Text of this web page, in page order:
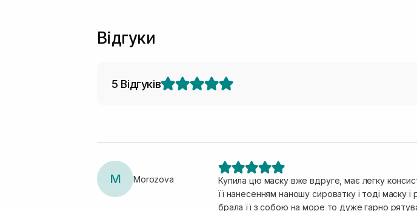
Відгуки
5 Відгуків
M Morozova
Купила цю маску вже вдруге, має легку
її нанесенням наношу сироватку і тоді маску
брала її з собою на море то дуже гарно